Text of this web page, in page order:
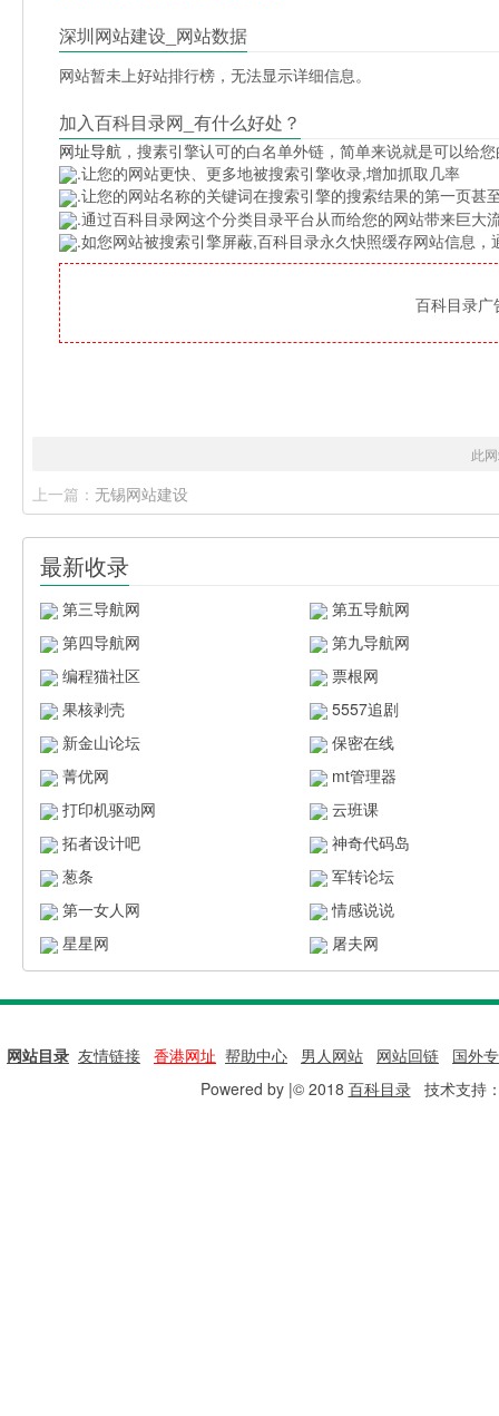
深圳网站建设_网站数据
网站暂未上好站排行榜，无法显示详细信息。
加入百科目录网_有什么好处？
网址导航 ，搜素引擎认可的白名单外链，简单来说就是可以给
.让您的网站更快、更多地被搜索引擎收录,增加抓取几率
.让您的网站名称的关键词在搜索引擎的搜索结果的第一页甚
.通过百科目录网这个分类目录平台从而给您的网站带来巨大
.如您网站被搜索引擎屏蔽,百科目录永久快照缓存网站信息
百科目录
此
上一篇： 无锡网站建设
最新收录
第三导航网
第五导航网
第四导航网
第九导航网
编程猫社区
票根网
果核剥壳
5557追剧
新金山论坛
保密在线
菁优网
mt管理器
打印机驱动网
云班课
拓者设计吧
神奇代码岛
葱条
军转论坛
第一女人网
情感说说
星星网
屠夫网
网站目录 友情链接 香港网址 帮助中心 男人网站 网站回链
国外
Powered by |© 2018 百科目录技术支持